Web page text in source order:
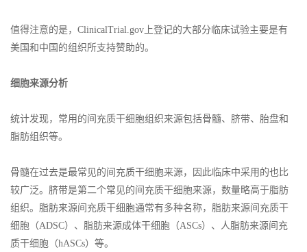
值得注意的是，ClinicalTrial.gov上登记的大部分临床试验主要是有
美国和中国的组织所支持赞助的。
细胞来源分析
统计发现，常用的间充质干细胞组织来源包括骨髓、脐带、胎盘和
脂肪组织等。
骨髓在过去是最常见的间充质干细胞来源，因此临床中采用的也比
较广泛。脐带是第二个常见的间充质干细胞来源，数量略高于脂肪
组织。脂肪来源间充质干细胞通常有多种名称，脂肪来源间充质干
细胞（ADSC）、脂肪来源成体干细胞（ASCs）、人脂肪来源间充
质干细胞（hASCs）等。